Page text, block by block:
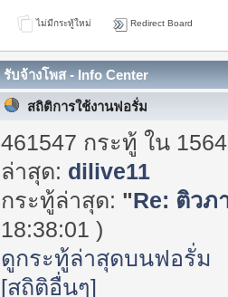
ไม่มีกระทู้ใหม่ Redirect Board
รับจ้างโพส - Info Center
สถิติการใช้งานฟอรั่ม
461547 กระทู้ ใน
ล่าสุด: dilive11
กระทู้ล่าสุด: "Re: ติวภ
18:38:01 )
ดูกระทู้ล่าสุดบนฟอรั่ม
[สถิติอื่นๆ]